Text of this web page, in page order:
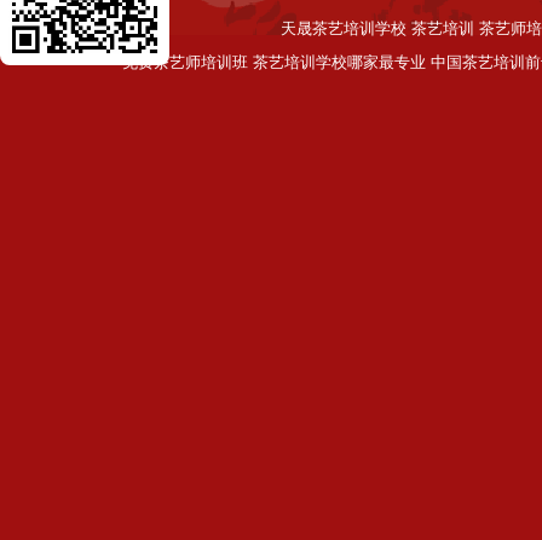
天晟茶艺培训学校 茶艺培训 茶艺师
免费茶艺师培训班 茶艺培训学校哪家最专业 中国茶艺培训